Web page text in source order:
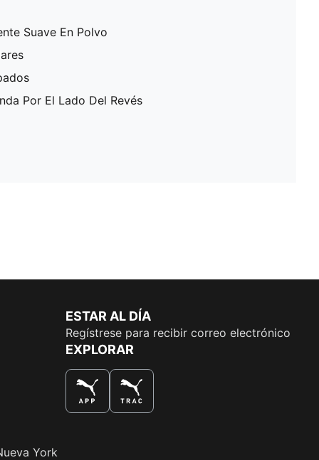
Suave En Polvo
Por El Lado Del Revés
York
ESTAR AL DÍA
Regístrese para recibir correo electrónico
EXPLORAR